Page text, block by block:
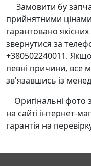
Замовити бу
прийнятними цінами
гарантовано
звернутися за
+380502240011.
певні причини, все
зв'язавшись із
Оригінальні фото
на сайті інтернет-
гарантія на